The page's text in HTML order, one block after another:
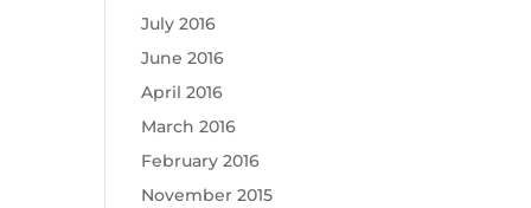
July 2016
June 2016
April 2016
March 2016
February 2016
November 2015